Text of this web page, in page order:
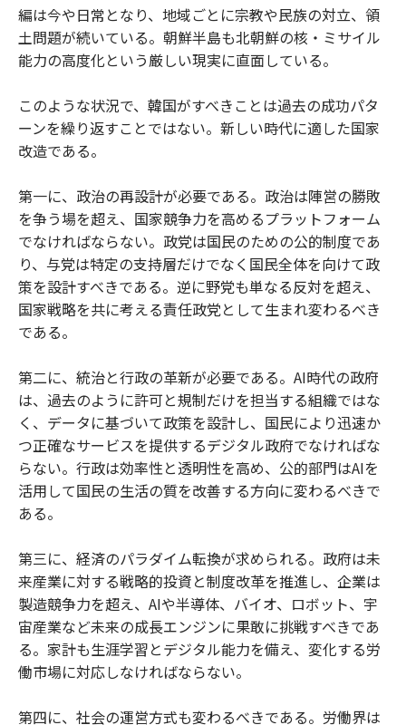
編は今や日常となり、地域ごとに宗教や民族の対立、領
土問題が続いている。朝鮮半島も北朝鮮の核・ミサイル
能力の高度化という厳しい現実に直面している。
このような状況で、韓国がすべきことは過去の成功パタ
ーンを繰り返すことではない。新しい時代に適した国家
改造である。
第一に、政治の再設計が必要である。政治は陣営の勝敗
を争う場を超え、国家競争力を高めるプラットフォーム
でなければならない。政党は国民のための公的制度であ
り、与党は特定の支持層だけでなく国民全体を向けて政
策を設計すべきである。逆に野党も単なる反対を超え、
国家戦略を共に考える責任政党として生まれ変わるべき
である。
第二に、統治と行政の革新が必要である。AI時代の政府
は、過去のように許可と規制だけを担当する組織ではな
く、データに基づいて政策を設計し、国民により迅速か
つ正確なサービスを提供するデジタル政府でなければな
らない。行政は効率性と透明性を高め、公的部門はAIを
活用して国民の生活の質を改善する方向に変わるべきで
ある。
第三に、経済のパラダイム転換が求められる。政府は未
来産業に対する戦略的投資と制度改革を推進し、企業は
製造競争力を超え、AIや半導体、バイオ、ロボット、宇
宙産業など未来の成長エンジンに果敢に挑戦すべきであ
る。家計も生涯学習とデジタル能力を備え、変化する労
働市場に対応しなければならない。
第四に、社会の運営方式も変わるべきである。労働界は